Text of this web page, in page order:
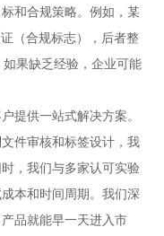
和合规策略。例如，某
（合规标志），后者整
果缺乏经验，企业可能
提供一站式解决方案。
件审核和标签设计，我
，我们与多家认可实验
本和时间周期。我们深
品就能早一天进入市